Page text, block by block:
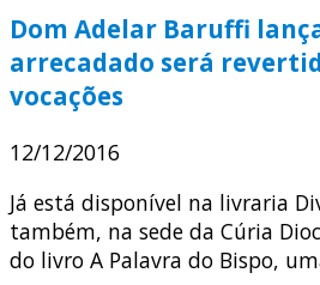
Dom Adelar Baruffi
arrecadado será
vocações
12/12/2016
Já está disponível na livraria
também, na sede da Cúria
do livro A Palavra do Bispo,